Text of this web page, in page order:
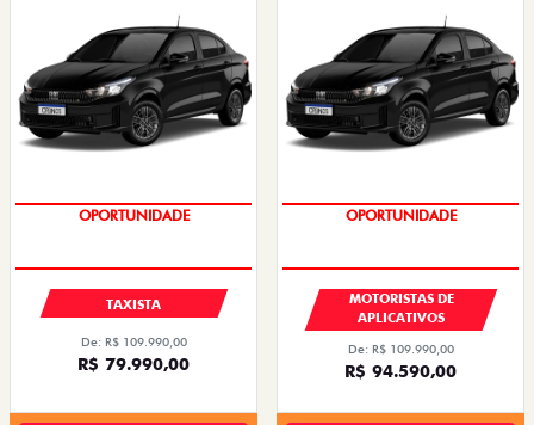
OPORTUNIDADE
TAXISTA
De: R$ 109.990,00
R$ 79.990,00
OPORTUNIDADE
MOTORISTAS DE
APLICATIVOS
De: R$ 109.990,00
R$ 94.590,00